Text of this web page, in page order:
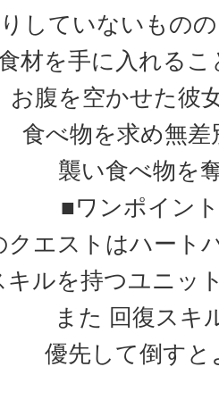
していないもの
材を手に入れる
お腹を空かせた彼
食べ物を求め無
襲い食べ物を
■ワンポイン
クエストはハート
キルを持つユニッ
また 回復スキ
優先して倒すと